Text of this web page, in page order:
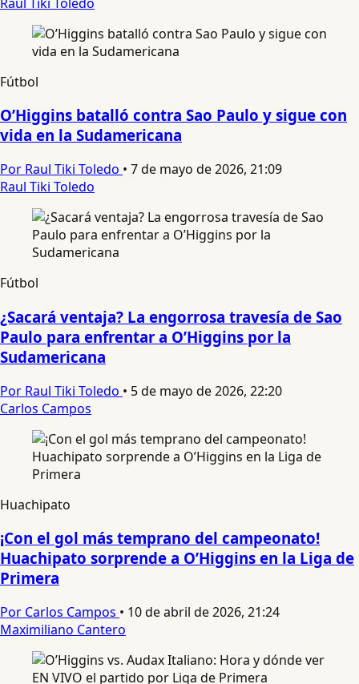
Fútbol
O’Higgins batalló contra Sao Paulo y sigue con
vida en la Sudamericana
Por Raul Tiki Toledo • 7 de mayo de 2026, 21:09
Raul Tiki Toledo
Fútbol
¿Sacará ventaja? La engorrosa travesía de Sao
Paulo para enfrentar a O’Higgins por la
Sudamericana
Por Raul Tiki Toledo • 5 de mayo de 2026, 22:20
Carlos Campos
Huachipato
¡Con el gol más temprano del campeonato!
Huachipato sorprende a O’Higgins en la Liga de
Primera
Por Carlos Campos • 10 de abril de 2026, 21:24
Maximiliano Cantero